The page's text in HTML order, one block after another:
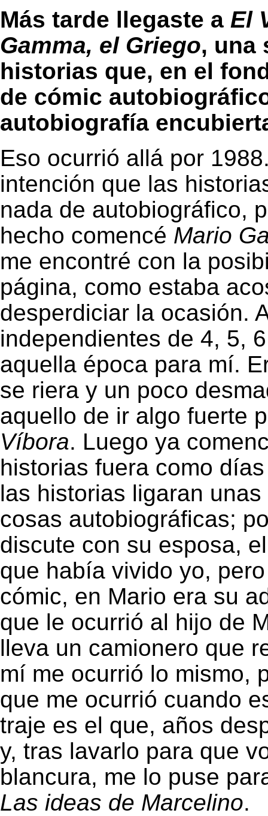
Más tarde llegaste a El
Gamma, el Griego, una
historias que, en el
de cómic
autobiografía
Eso ocurrió allá por
intención que las
nada de autobiográfico,
hecho comencé Mario
me encontré con la
página, como estaba
desperdiciar la ocasión.
independientes de 4, 5,
aquella época para mí.
se riera y un poco
aquello de ir algo fuerte
Víbora. Luego ya
historias fuera como
las historias ligaran
cosas autobiográficas;
discute con su esposa,
que había vivido yo,
cómic, en Mario era su
que le ocurrió al hijo de
lleva un camionero que
mí me ocurrió lo mismo,
que me ocurrió cuando
traje es el que, años
y, tras lavarlo para que
blancura, me lo puse
Las ideas de Marcelino.